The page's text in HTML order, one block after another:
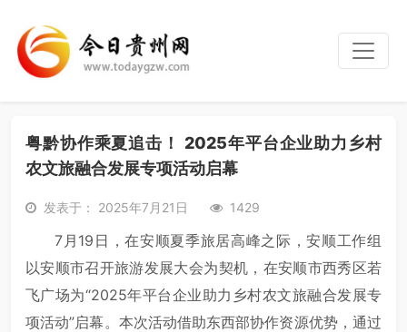
粤黔协作乘夏追击！ 2025年平台企业助力乡村
农文旅融合发展专项活动启幕
发表于： 2025年7月21日 1429
7月19日，在安顺夏季旅居高峰之际，安顺工作组
以安顺市召开旅游发展大会为契机，在安顺市西秀区若
飞广场为“2025年平台企业助力乡村农文旅融合发展专
项活动”启幕。本次活动借助东西部协作资源优势，通过